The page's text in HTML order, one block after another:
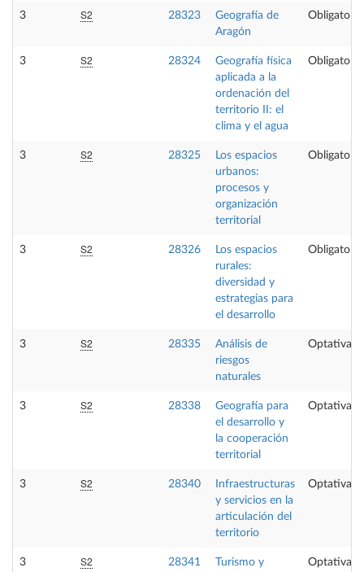
3 S2 28323
Geografía de
Aragón
Obligatoria
3 S2 28324
Geografía física
aplicada a la
ordenación del
territorio II: el
clima y el agua
Obligatoria
3 S2 28325
Los espacios
urbanos:
procesos y
organización
territorial
Obligatoria
3 S2 28326
Los espacios
rurales:
diversidad y
estrategias para
el desarrollo
Obligatoria
3 S2 28335
Análisis de
riesgos
naturales
Optativa
3 S2 28338
Geografía para
el desarrollo y
la cooperación
territorial
Optativa
3 S2 28340
Infraestructuras
y servicios en la
articulación del
territorio
Optativa
3 S2 28341
Turismo y
Optativa